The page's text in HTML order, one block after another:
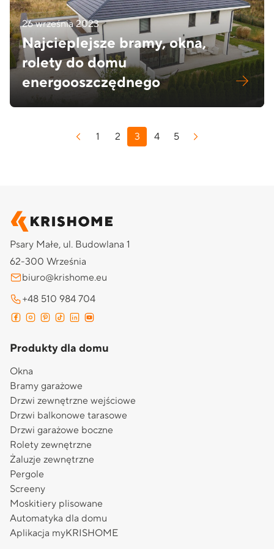
26 września 2023
Najcieplejsze bramy, okna,
rolety do domu
energooszczędnego
Stronicowanie
1 2 3 4 5
Psary Małe, ul. Budowlana 1
62-300 Września
biuro@krishome.eu
+48 510 984 704
Produkty dla domu
Okna
Bramy garażowe
Drzwi zewnętrzne wejściowe
Drzwi balkonowe tarasowe
Drzwi garażowe boczne
Rolety zewnętrzne
Żaluzje zewnętrzne
Pergole
Screeny
Moskitiery plisowane
Automatyka dla domu
Aplikacja myKRISHOME